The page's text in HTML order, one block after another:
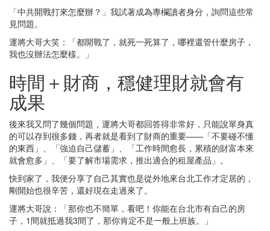
「中共開戰打來怎麼辦？」我試著成為專欄讀者身分，詢問這些常
見問題。
運將大哥大笑：「都開戰了，就死一死算了，哪裡還管什麼房子，
我也沒辦法怎麼樣。」
時間＋財商，穩健理財就會有
成果
後來我又問了幾個問題，運將大哥都回答得非常好，只能說單身真
的可以存到很多錢，再者就是看到了財商的重要——「不要碰不懂
的東西」、「強迫自己儲蓄」、「工作時間愈長，累積的財富本來
就會愈多」、「要了解市場需求，推出適合的租屋產品」。
快到家了，我便分享了自己其實也是從外地來台北工作才定居的，
剛開始也很辛苦，還好現在走過來了。
運將大哥說：「那你也不簡單，看吧！你能在台北市有自己的房
子，1間就抵過我3間了，那你肯定不是一般上班族。」